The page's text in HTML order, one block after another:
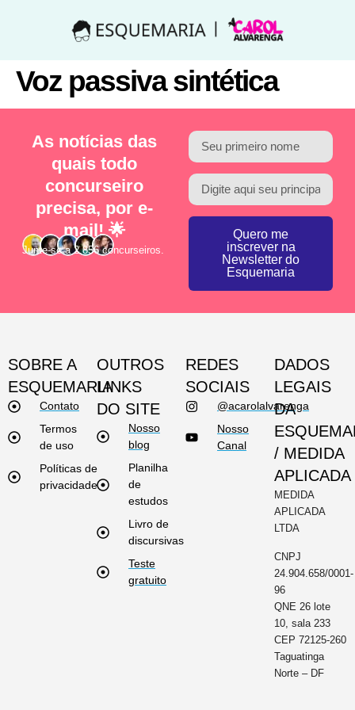
Voz passiva sintética
As notícias das
quais todo
concurseiro
precisa, por e-
mail! 🌟
Junte-se a 2.856 concurseiros.
Quero me
inscrever na
Newsletter do
Esquemaria
SOBRE A
ESQUEMARIA
Contato
Termos
de uso
Políticas de
privacidade
OUTROS
LINKS
DO SITE
Nosso
blog
Planilha
de
estudos
Livro de
discursivas
Teste
gratuito
REDES
SOCIAIS
@acarolalvarenga
Nosso
Canal
DADOS
LEGAIS
DA
/ MEDIDA
APLICADA
MEDIDA
APLICADA
LTDA
CNPJ
24.904.658/0001-
96
QNE 26 lote
10, sala 233
CEP 72125-260
Taguatinga
Norte – DF